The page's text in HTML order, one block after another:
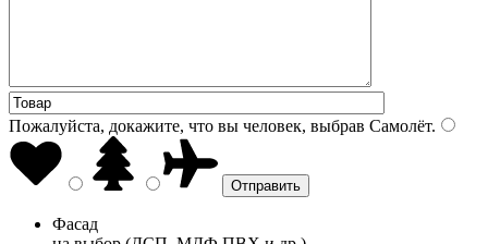
Пожалуйста, докажите, что вы человек, выбрав Самолёт.
Фасад